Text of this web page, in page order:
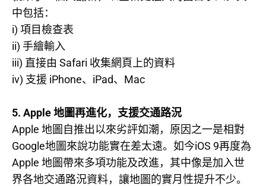
中包括：
i) 項目檢查表
ii) 手繪輸入
iii) 直接由 Safari 收集網頁上的資料
iv) 支援 iPhone、 iPad、 Mac
5. Apple 地圖再進化，支援交通路況
Apple 地圖自推出以來劣評如潮，原因之一是相對
Google地圖來說功能實在差太遠。如今iOS 9再度為
Apple 地圖帶來多項功能及改進，其中像是加入世
界各地交通路況資料，讓地圖的實月性提升不少。